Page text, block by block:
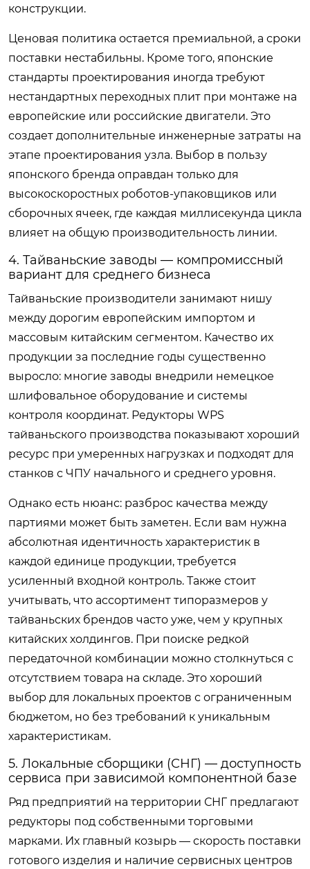
конструкции.
Ценовая политика остается премиальной, а сроки
поставки нестабильны. Кроме того, японские
стандарты проектирования иногда требуют
нестандартных переходных плит при монтаже на
европейские или российские двигатели. Это
создает дополнительные инженерные затраты на
этапе проектирования узла. Выбор в пользу
японского бренда оправдан только для
высокоскоростных роботов-упаковщиков или
сборочных ячеек, где каждая миллисекунда цикла
влияет на общую производительность линии.
4. Тайваньские заводы — компромиссный
вариант для среднего бизнеса
Тайваньские производители занимают нишу
между дорогим европейским импортом и
массовым китайским сегментом. Качество их
продукции за последние годы существенно
выросло: многие заводы внедрили немецкое
шлифовальное оборудование и системы
контроля координат. Редукторы WPS
тайваньского производства показывают хороший
ресурс при умеренных нагрузках и подходят для
станков с ЧПУ начального и среднего уровня.
Однако есть нюанс: разброс качества между
партиями может быть заметен. Если вам нужна
абсолютная идентичность характеристик в
каждой единице продукции, требуется
усиленный входной контроль. Также стоит
учитывать, что ассортимент типоразмеров у
тайваньских брендов часто уже, чем у крупных
китайских холдингов. При поиске редкой
передаточной комбинации можно столкнуться с
отсутствием товара на складе. Это хороший
выбор для локальных проектов с ограниченным
бюджетом, но без требований к уникальным
характеристикам.
5. Локальные сборщики (СНГ) — доступность
сервиса при зависимой компонентной базе
Ряд предприятий на территории СНГ предлагают
редукторы под собственными торговыми
марками. Их главный козырь — скорость поставки
готового изделия и наличие сервисных центров